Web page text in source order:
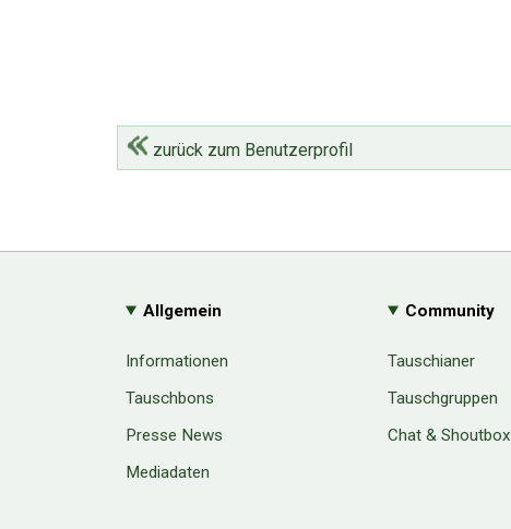
zurück zum Benutzerprofil
Allgemein
Informationen
Tauschbons
Presse News
Mediadaten
Community
Tauschianer
Tauschgruppen
Chat & Shoutbox